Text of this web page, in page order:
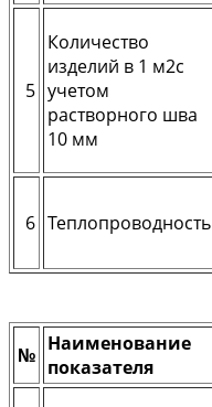
5
Количество
изделий в 1 м2с
учетом
растворного шва
10 мм
6 Теплопроводность
№ Наименование
показателя